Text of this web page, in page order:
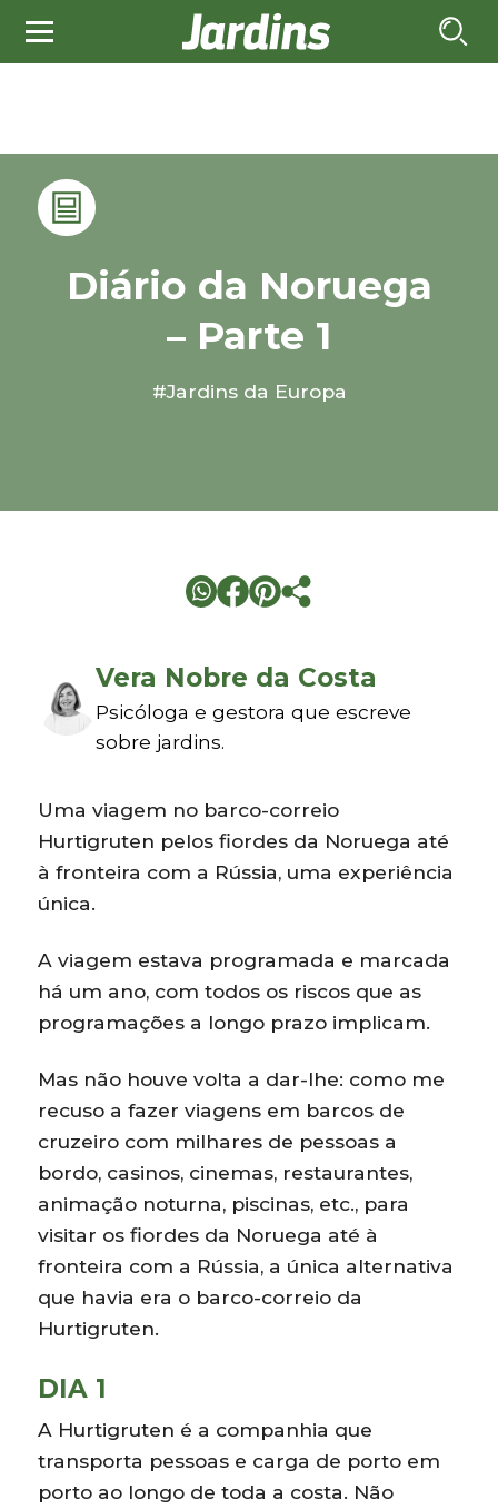
Diário da Noruega
– Parte 1
#Jardins da Europa
Vera Nobre da Costa
Psicóloga e gestora que escreve
sobre jardins.
Uma viagem no barco-correio
Hurtigruten pelos fiordes da Noruega até
à fronteira com a Rússia, uma experiência
única.
A viagem estava programada e marcada
há um ano, com todos os riscos que as
programações a longo prazo implicam.
Mas não houve volta a dar-lhe: como me
recuso a fazer viagens em barcos de
cruzeiro com milhares de pessoas a
bordo, casinos, cinemas, restaurantes,
animação noturna, piscinas, etc., para
visitar os fiordes da Noruega até à
fronteira com a Rússia, a única alternativa
que havia era o barco-correio da
Hurtigruten.
DIA 1
A Hurtigruten é a companhia que
transporta pessoas e carga de porto em
porto ao longo de toda a costa. Não